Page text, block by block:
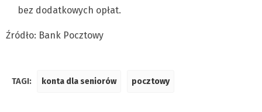
bez dodatkowych opłat.
Źródło: Bank Pocztowy
TAGI: konta dla seniorów pocztowy